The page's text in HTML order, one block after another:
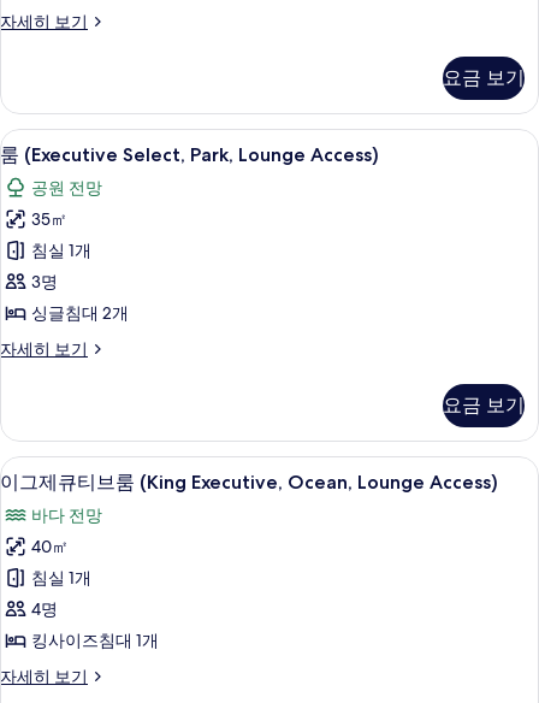
진
보
기
자세히 보기
룸
Lounge
Acces)
자
세
히
보
기
요금 보기
룸
(Executive
Select,
Park,
Lounge
Access)
사
진
보
기
객실 내 금고, 책상, 암막 커튼, 방음 설비
15
룸 (Executive Select, Park, Lounge Access)
공원 전망
35㎡
침실 1개
3명
싱글침대 2개
자세히 보기
룸
Lounge
Access)
자
세
히
보
기
요금 보기
이
그
제
큐
티
브
룸
(King
객실 내 금고, 책상, 암막 커튼, 방음 설비
17
이그제큐티브룸 (King Executive, Ocean, Lounge Access)
바다 전망
40㎡
침실 1개
4명
킹사이즈침대 1개
자세히 보기
이